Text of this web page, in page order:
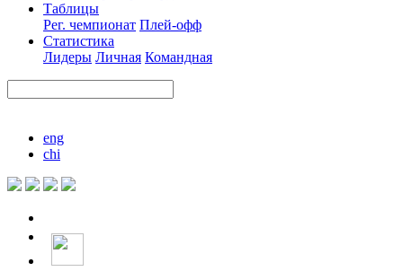
Таблицы
Рег. чемпионат Плей-офф
Статистика
Лидеры Личная Командная
eng
chi